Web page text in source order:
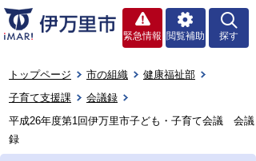
緊急情報 閲覧補助 探す
トップページ 市の組織
健康福祉部
子育て支援課
会議録
平成26年度第1回伊万里市子ども・子育て会議 会議
録